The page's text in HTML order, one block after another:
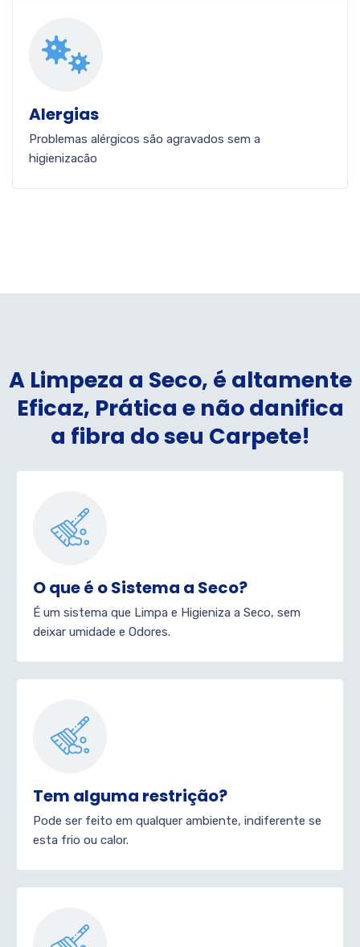
Alergias
Problemas alérgicos são agravados sem a
higienizacão
A Limpeza a Seco, é altamente
Eficaz, Prática e não danifica
a fibra do seu Carpete!
O que é o Sistema a Seco?
É um sistema que Limpa e Higieniza a Seco, sem
deixar umidade e Odores.
Tem alguma restrição?
Pode ser feito em qualquer ambiente, indiferente se
esta frio ou calor.